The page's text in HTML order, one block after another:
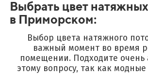
Выбрать цвет
в Приморском:
Выбор цвета натяжного
важный момент во время
помещении.Подходите очень
этому вопросу, так как